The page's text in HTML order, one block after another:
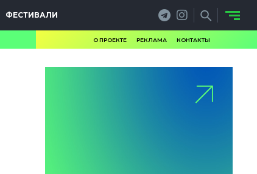
ФЕСТИВАЛИ
О ПРОЕКТЕ РЕКЛАМА КОНТАКТЫ